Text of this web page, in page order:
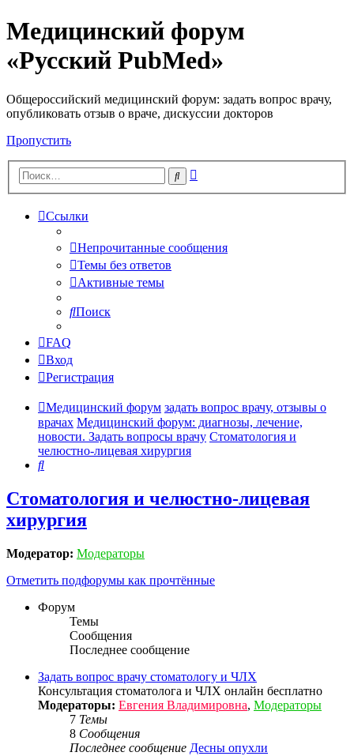
Медицинский форум
«Русский PubMed»
Общероссийский медицинский форум: задать вопрос врачу,
опубликовать отзыв о враче, дискуссии докторов
Пропустить
Поиск
Ссылки
Непрочитанные сообщения
Темы без ответов
Активные темы
Поиск
FAQ
Вход
Регистрация
Медицинский форум задать вопрос врачу, отзывы о
врачах Медицинский форум: диагнозы, лечение,
новости. Задать вопросы врачу Стоматология и
челюстно-лицевая хирургия
Поиск
Стоматология и челюстно-лицевая
хирургия
Модератор: Модераторы
Отметить подфорумы как прочтённые
Форум
Темы
Сообщения
Последнее сообщение
Задать вопрос врачу стоматологу и ЧЛХ
Консультация стоматолога и ЧЛХ онлайн бесплатно
Модераторы: Евгения Владимировна, Модераторы
7 Темы
8 Сообщения
Последнее сообщение Десны опухли